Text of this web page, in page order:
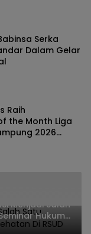
Serka
Dalam Gelar
Raih
the Month Liga
2026
Menjadi Salah
Hukum